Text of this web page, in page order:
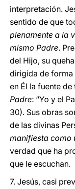
interpretación.
sentido de que
plenamente a la
mismo Padre.
del Hijo, su
dirigida de forma
en Él la fuente de
Padre: “Yo y el
30). Sus obras
de las divinas
manifiesta como
verdad que ha
que le escuchan.
7. Jesús, casi